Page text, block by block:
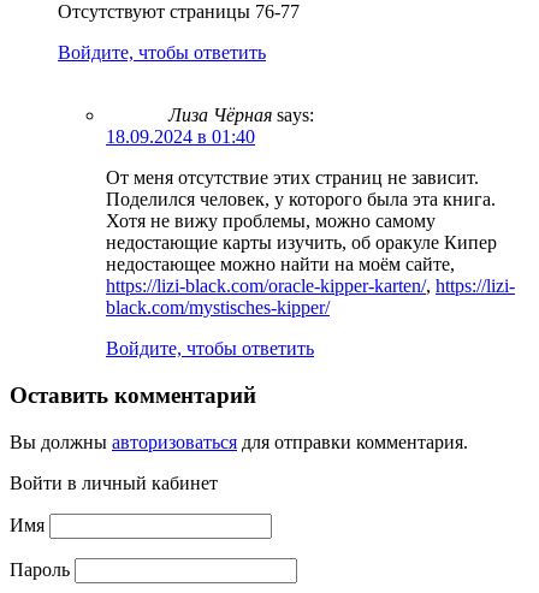
Отсутствуют страницы 76-77
Войдите, чтобы ответить
Лиза Чёрная says:
18.09.2024 в 01:40
От меня отсутствие этих страниц не зависит.
Поделился человек, у которого была эта книга.
Хотя не вижу проблемы, можно самому
недостающие карты изучить, об оракуле Кипер
недостающее можно найти на моём сайте,
https://lizi-black.com/oracle-kipper-karten/, https://lizi-
black.com/mystisches-kipper/
Войдите, чтобы ответить
Оставить комментарий
Вы должны авторизоваться для отправки комментария.
Войти в личный кабинет
Имя
Пароль